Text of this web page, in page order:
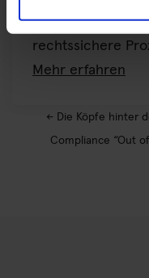
Governance –
rechtssichere
Mehr erfahren
← Die Köpfe hinter
Compliance “Out